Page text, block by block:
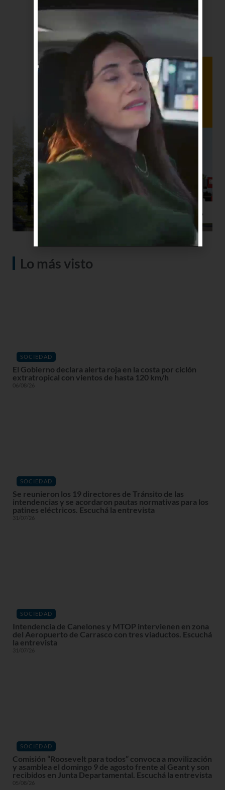
Lo más visto
SOCIEDAD
El Gobierno declara alerta roja en la costa por ciclón
extratropical con vientos de hasta 120 km/h
06/08/26
SOCIEDAD
Se reunieron los 19 directores de Tránsito de las
intendencias y se acordaron pautas normativas para los
patines eléctricos. Escuchá la entrevista
31/07/26
SOCIEDAD
Intendencia de Canelones y MTOP intervienen en zona
del Aeropuerto de Carrasco con tres viaductos. Escuchá
la entrevista
31/07/26
SOCIEDAD
Comisión “Roosevelt para todos” convoca a movilización
y asamblea el domingo 9 de agosto frente al Geant y son
recibidos en Junta Departamental. Escuchá la entrevista
05/08/26